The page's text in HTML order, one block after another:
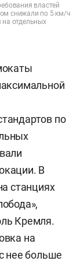
властей
снижали по 5 км/ч
отдельных
по
В
станциях
Кремля.
на
нее больше